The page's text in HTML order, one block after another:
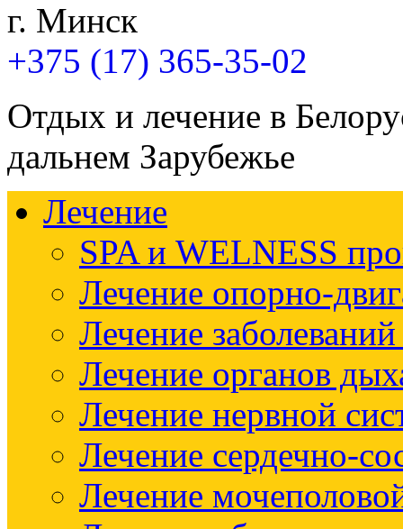
г. Минск
+375 (17) 365-35-02
Отдых и лечение в
дальнем Зарубежье
Лечение
SPA и WELNESS
Лечение опорно-
Лечение
Лечение органов
Лечение нервной
Лечение сердечно-
Лечение